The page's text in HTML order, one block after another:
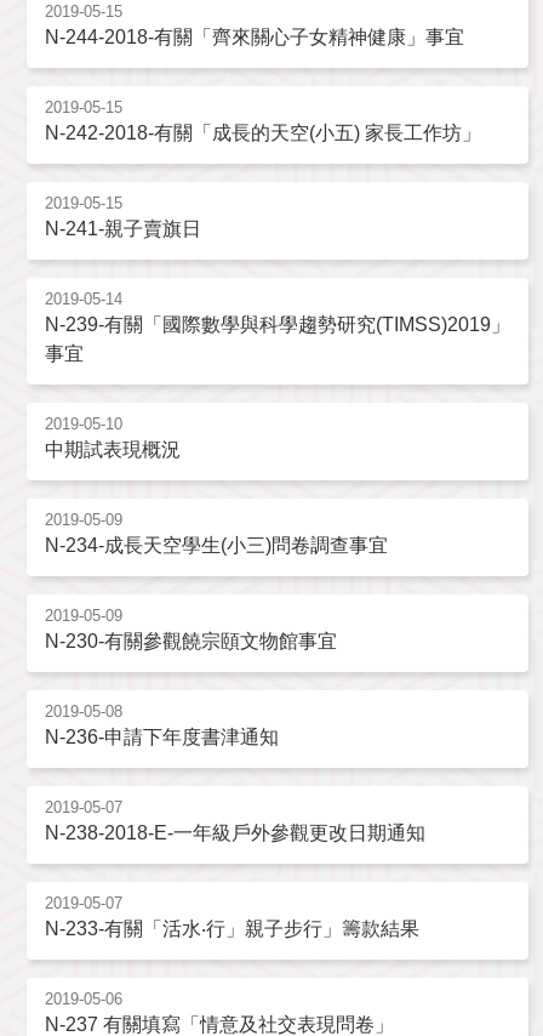
2019-05-15
N-244-2018-有關「齊來關心子女精神健康」事宜
2019-05-15
N-242-2018-有關「成長的天空(小五) 家長工作坊」
2019-05-15
N-241-親子賣旗日
2019-05-14
N-239-有關「國際數學與科學趨勢研究(TIMSS)2019」
事宜
2019-05-10
中期試表現概況
2019-05-09
N-234-成長天空學生(小三)問卷調查事宜
2019-05-09
N-230-有關參觀饒宗頤文物館事宜
2019-05-08
N-236-申請下年度書津通知
2019-05-07
N-238-2018-E-一年級戶外參觀更改日期通知
2019-05-07
N-233-有關「活水‧行」親子步行」籌款結果
2019-05-06
N-237 有關填寫「情意及社交表現問卷」